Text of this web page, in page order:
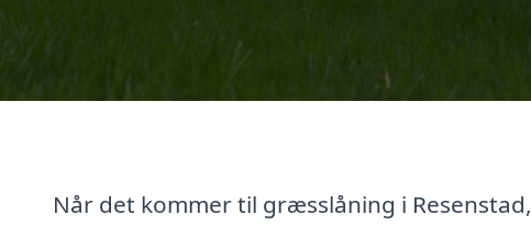
Når det kommer til græsslåning i Resenstad,